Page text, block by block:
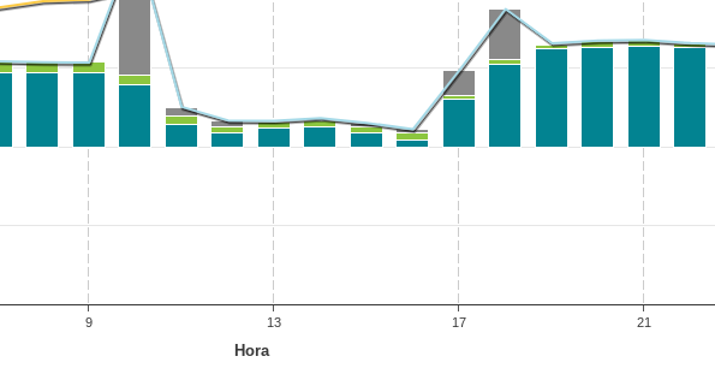
Hora
9 13 17 21